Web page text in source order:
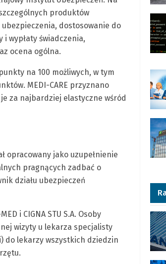
produktów
dostosowanie do
wypłaty świadczenia,
ocena ogólna.
na 100 możliwych, w tym
MEDI-CARE przyznano
za najbardziej elastyczne wśród
opracowany jako uzupełnienie
pragnących zadbać o
działu ubezpieczeń
i CIGNA STU S.A. Osoby
wizyty u lekarza specjalisty
do lekarzy wszystkich dziedzin